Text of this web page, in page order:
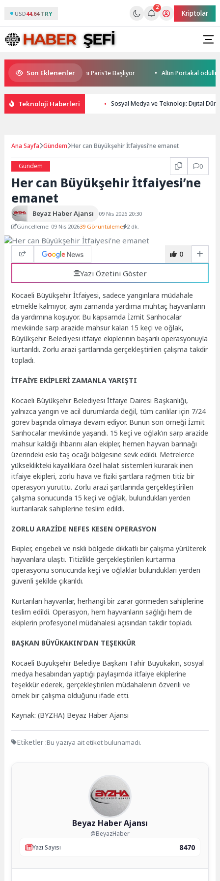
USD44.64 TRY
2
Kriptolar
Son Eklenenler
Mobile World Cup Heyecanı Paris’te Başlıyor Altın Portakal ödüllü
Teknoloji Haberleri Sosyal Medya ve Teknoloji: Dijital
Ana Sayfa Gündem Her can Büyükşehir İtfaiyesi’ne emanet
Gündem 0
Her can Büyükşehir İtfaiyesi’ne
emanet
Beyaz Haber Ajansı
09 Nis 2026 20:30
Güncelleme: 09 Nis 202639 Görüntüleme 2 dk.
0
Yazı Özetini Göster
Kocaeli Büyükşehir İtfaiyesi, sadece yangınlara müdahale
etmekle kalmıyor, aynı zamanda yardıma muhtaç hayvanların
da yardımına koşuyor. Bu kapsamda İzmit Sarıhocalar
mevkiinde sarp arazide mahsur kalan 15 keçi ve oğlak,
Büyükşehir Belediyesi itfaiye ekiplerinin başarılı operasyonuyla
kurtarıldı. Zorlu arazi şartlarında gerçekleştirilen çalışma takdir
topladı.
İTFAİYE EKİPLERİ ZAMANLA YARIŞTI
Kocaeli Büyükşehir Belediyesi İtfaiye Dairesi Başkanlığı,
yalnızca yangın ve acil durumlarda değil, tüm canlılar için 7/24
görev başında olmaya devam ediyor. Bunun son örneği İzmit
Sarıhocalar mevkiinde yaşandı. 15 keçi ve oğlak’ın sarp arazide
mahsur kaldığı ihbarını alan ekipler, hemen hayvan barınağı
üzerindeki eski taş ocağı bölgesine sevk edildi. Metrelerce
yükseklikteki kayalıklara özel halat sistemleri kurarak inen
itfaiye ekipleri, zorlu hava ve fiziki şartlara rağmen titiz bir
operasyon yürüttü. Zorlu arazi şartlarında gerçekleştirilen
çalışma sonucunda 15 keçi ve oğlak, bulundukları yerden
kurtarılarak sahiplerine teslim edildi.
ZORLU ARAZİDE NEFES KESEN OPERASYON
Ekipler, engebeli ve riskli bölgede dikkatli bir çalışma yürüterek
hayvanlara ulaştı. Titizlikle gerçekleştirilen kurtarma
operasyonu sonucunda keçi ve oğlaklar bulundukları yerden
güvenli şekilde çıkarıldı.
Kurtarılan hayvanlar, herhangi bir zarar görmeden sahiplerine
teslim edildi. Operasyon, hem hayvanların sağlığı hem de
ekiplerin profesyonel müdahalesi açısından takdir topladı.
BAŞKAN BÜYÜKAKIN’DAN TEŞEKKÜR
Kocaeli Büyükşehir Belediye Başkanı Tahir Büyükakın, sosyal
medya hesabından yaptığı paylaşımda itfaiye ekiplerine
teşekkür ederek, gerçekleştirilen müdahalenin özverili ve
örnek bir çalışma olduğunu ifade etti.
Kaynak: (BYZHA) Beyaz Haber Ajansı
Etiketler :Bu yazıya ait etiket bulunamadı.
Beyaz Haber Ajansı
@BeyazHaber
Yazı Sayısı
8470